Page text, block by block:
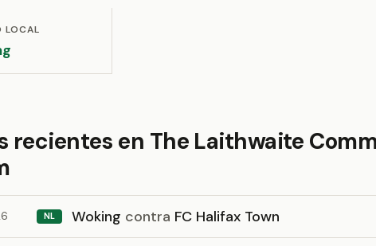
LOCAL
recientes en The Laithwaite
NL Woking contra FC Halifax Town